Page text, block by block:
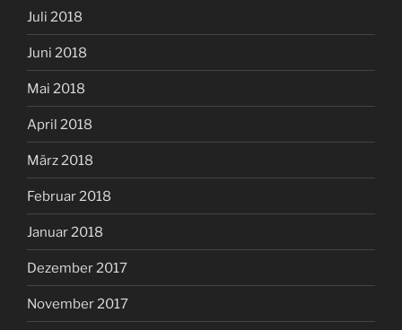
Juli 2018
Juni 2018
Mai 2018
April 2018
März 2018
Februar 2018
Januar 2018
Dezember 2017
November 2017